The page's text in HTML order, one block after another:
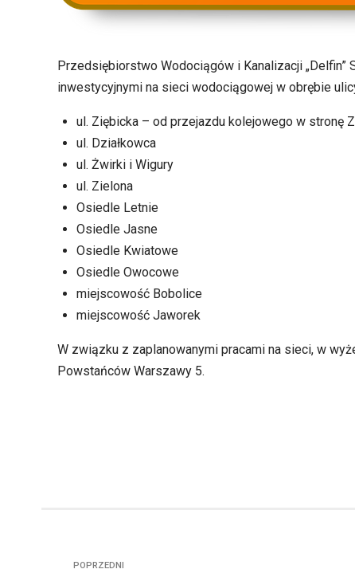
Przedsiębiorstwo Wodociągów i Kanalizacji
inwestycyjnymi na sieci wodociągowej w obrębie
ul. Ziębicka – od przejazdu kolejowego w stronę
ul. Działkowca
ul. Żwirki i Wigury
ul. Zielona
Osiedle Letnie
Osiedle Jasne
Osiedle Kwiatowe
Osiedle Owocowe
miejscowość Bobolice
miejscowość Jaworek
W związku z zaplanowanymi pracami na sieci, w
Powstańców Warszawy 5.
POPRZEDNI